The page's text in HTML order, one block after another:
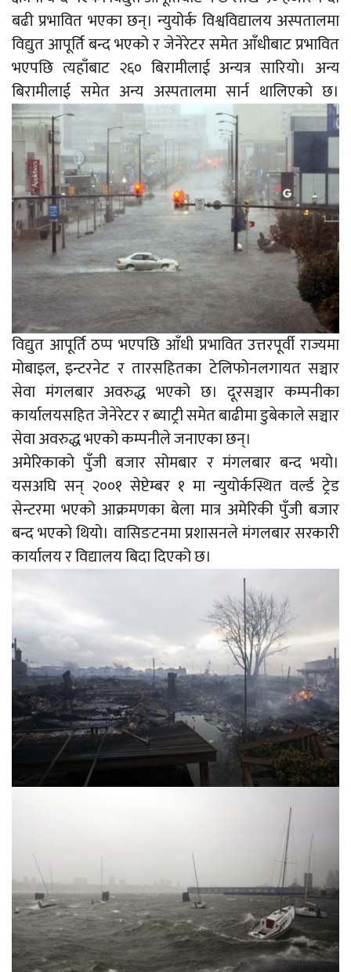
बढी प्रभावित भएका छन्। न्युयोर्क विश्वविद्यालय अस्पतालमा
विद्युत आपूर्ति बन्द भएको र जेनेरेटर समेत आँधीबाट प्रभावित
भएपछि त्यहाँबाट २६० बिरामीलाई अन्यत्र सारियो। अन्य
बिरामीलाई समेत अन्य अस्पतालमा सार्न थालिएको छ।
विद्युत आपूर्ति ठप्प भएपछि आँधी प्रभावित उत्तरपूर्वी राज्यमा
मोबाइल, इन्टरनेट र तारसहितका टेलिफोनलगायत सञ्चार
सेवा मंगलबार अवरुद्ध भएको छ। दूरसञ्चार कम्पनीका
कार्यालयसहित जेनेरेटर र ब्याट्री समेत बाढीमा डुबेकाले सञ्चार
सेवा अवरुद्ध भएको कम्पनीले जनाएका छन्।
अमेरिकाको पुँजी बजार सोमबार र मंगलबार बन्द भयो।
यसअघि सन् २००१ सेप्टेम्बर १ मा न्युयोर्कस्थित वर्ल्ड ट्रेड
सेन्टरमा भएको आक्रमणका बेला मात्र अमेरिकी पुँजी बजार
बन्द भएको थियो। वासिङटनमा प्रशासनले मंगलबार सरकारी
कार्यालय र विद्यालय बिदा दिएको छ।